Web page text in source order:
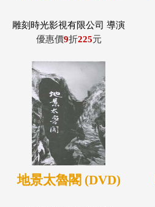
雕刻時光影視有限公司 導演
廖東坤
優惠價9折225元
地景太魯閣 (DVD)